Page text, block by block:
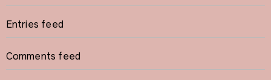
Entries feed
Comments feed